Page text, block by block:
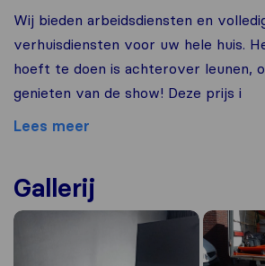
Wij bieden arbeidsdiensten en
verhuisdiensten voor uw hele huis.
hoeft te doen is achterover leunen,
genieten van de show! Deze prijs i
Lees meer
Gallerij